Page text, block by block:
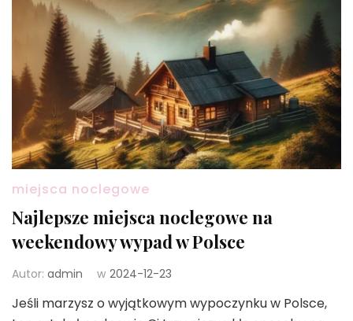
miejsca noclegowe
Najlepsze miejsca noclegowe na
weekendowy wypad w Polsce
Autor: admin w 2024-12-23
Jeśli marzysz o wyjątkowym wypoczynku w Polsce,